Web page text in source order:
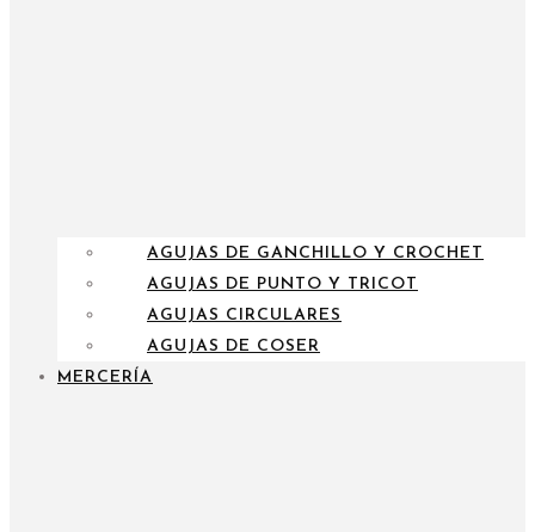
AGUJAS DE GANCHILLO Y CROCHET
AGUJAS DE PUNTO Y TRICOT
AGUJAS CIRCULARES
AGUJAS DE COSER
MERCERÍA